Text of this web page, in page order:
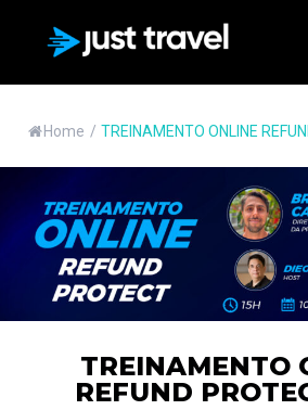
Home / TREINAMENTO ONLINE
TREINAMENTO
REFUND